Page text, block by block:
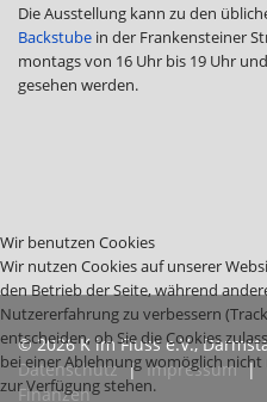
Die Ausstellung kann zu den
Backstube in der Frankensteiner
montags von 16 Uhr bis 19 Uhr
gesehen werden.
© 2026 K im Fluss e.V.,
Datenschutz|Impressum|
Finanzen
Wir benutzen Cookies
Wir nutzen Cookies auf unserer
den Betrieb der Seite, während
Nutzererfahrung zu verbessern
entscheiden, ob Sie die Cookies
bei einer Ablehnung womöglich
zur Verfügung stehen.